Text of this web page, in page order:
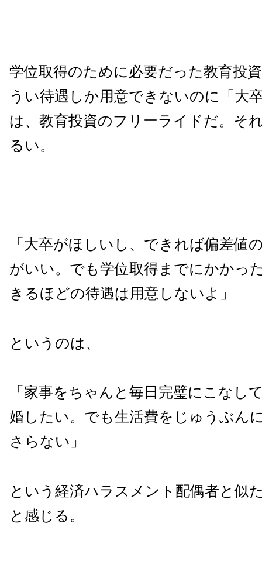
学位取得のために必要だった教育投
うい待遇しか用意できないのに「大
は、教育投資のフリーライドだ。そ
るい。
「大卒がほしいし、できれば偏差値
がいい。でも学位取得までにかかっ
きるほどの待遇は用意しないよ」
というのは、
「家事をちゃんと毎日完璧にこなし
婚したい。でも生活費をじゅうぶん
さらない」
という経済ハラスメント配偶者と似
と感じる。